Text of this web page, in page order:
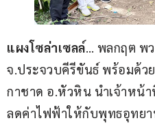
แผงโซล่าเซลล์… พลกฤต พ
จ.ประจวบคีรีขันธ์ พร้อมด้ว
กาชาด อ.หัวหิน นำเจ้าหน้า
ลดค่าไฟฟ้าให้กับพุทธอุทย